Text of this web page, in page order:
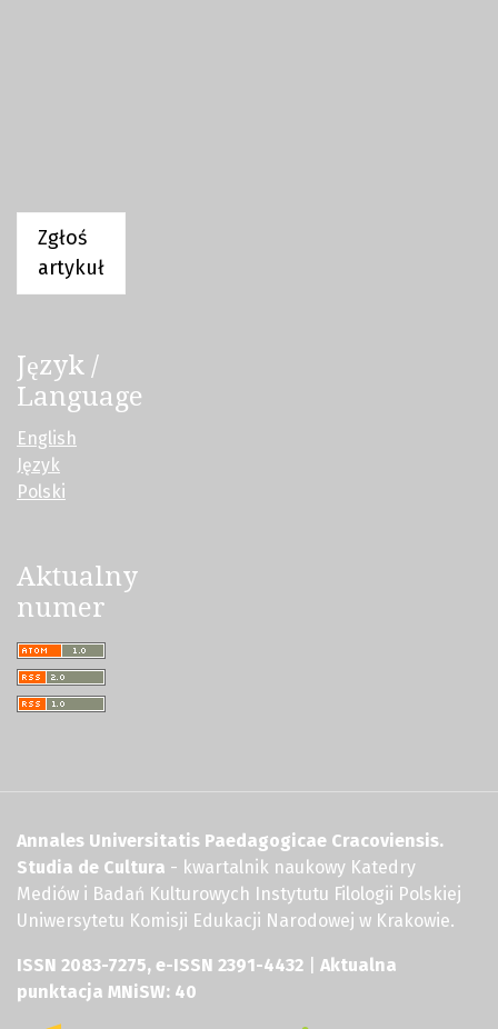
Zgłoś
artykuł
Język /
Language
English
Język
Polski
Aktualny
numer
Annales Universitatis Paedagogicae Cracoviensis.
Studia de Cultura - kwartalnik naukowy Katedry
Mediów i Badań Kulturowych Instytutu Filologii Polskiej
Uniwersytetu Komisji Edukacji Narodowej w Krakowie.
ISSN 2083-7275, e-ISSN 2391-4432
Aktualna
punktacja MNiSW: 40